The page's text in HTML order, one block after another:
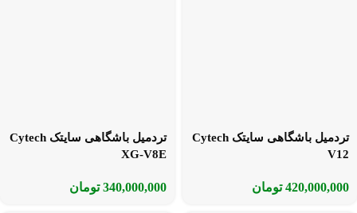
تردمیل باشگاهی سایتک Cytech
V12
420,000,000 تومان
تردمیل باشگاهی سایتک Cytech
XG-V8E
340,000,000 تومان